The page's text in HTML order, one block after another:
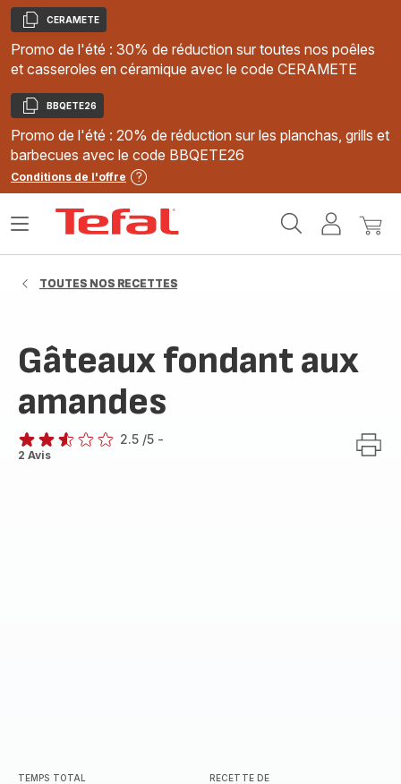
Copier
CERAMETE
Promo de l'été : 30% de réduction sur toutes nos poêles
et casseroles en céramique avec le code CERAMETE
Copier
BBQETE26
Promo de l'été : 20% de réduction sur les planchas, grills et
barbecues avec le code BBQETE26
Conditions de l'offre
MonMon
Ouvrir
TOUTES NOS RECETTES
Gâteaux fondant aux
amandes
ratings.2.5
2.5 /5 -
2 Avis
TEMPS TOTAL RECETTE DE